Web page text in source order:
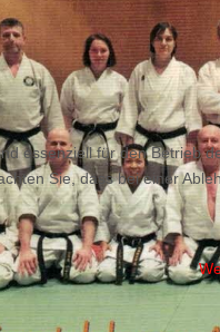
essenziell für den
Sie, dass bei einer